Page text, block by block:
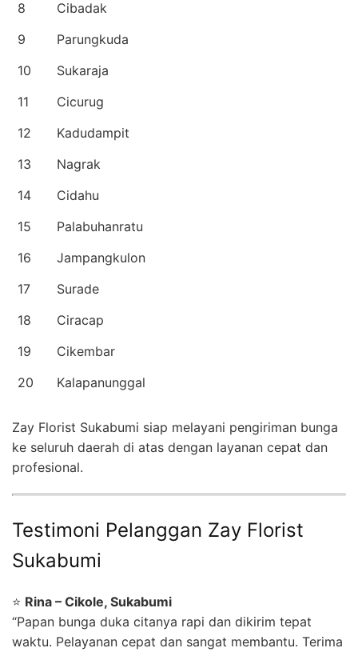
8
Cibadak
9
Parungkuda
10
Sukaraja
11
Cicurug
12
Kadudampit
13
Nagrak
14
Cidahu
15
Palabuhanratu
16
Jampangkulon
17
Surade
18
Ciracap
19
Cikembar
20
Kalapanunggal
Zay Florist Sukabumi siap melayani pengiriman bunga
ke seluruh daerah di atas dengan layanan cepat dan
profesional.
Testimoni Pelanggan Zay Florist
Sukabumi
⭐ Rina – Cikole, Sukabumi
“Papan bunga duka citanya rapi dan dikirim tepat
waktu. Pelayanan cepat dan sangat membantu. Terima